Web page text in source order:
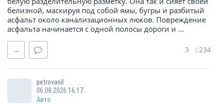
белизной, маскируя под собой ямы, бугры и разбитый
асфальт около канализационных люков. Повреждение
асфальта начинается с одной полосы дороги и ...
→ 3 234
petrovasil
06.08.2026 16:17
Авто